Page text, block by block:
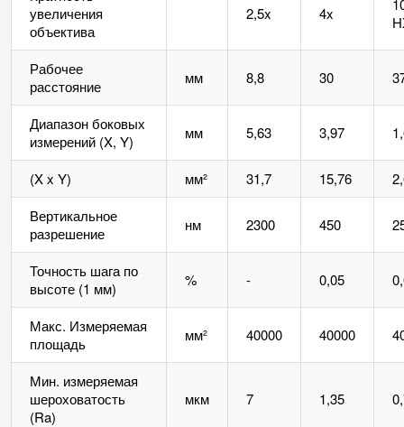
увеличения
объектива
2,5x 4x
Рабочее
расстояние
мм 8,8 30
Диапазон боковых
измерений (X, Y)
мм 5,63 3,97
(X x Y) мм² 31,7 15,76
Вертикальное
разрешение
нм 2300 450
Точность шага по
высоте (1 мм)
% - 0,05
Макс. Измеряемая
площадь
мм² 40000 40000
Мин. измеряемая
шероховатость
(Ra)
мкм 7 1,35